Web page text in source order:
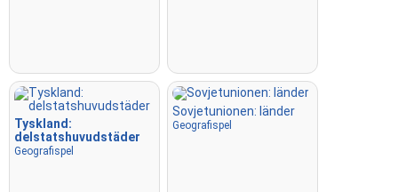
Tyskland:
delstatshuvudstäder
Geografispel
Sovjetunionen: länder
Geografispel